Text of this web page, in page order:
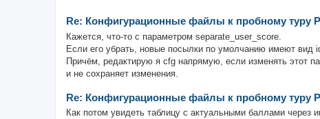
Re: Конфигурационные файлы к пробному туру
Кажется, что-то с параметром separate_user_score.
Если его убрать, новые посылки по умолчанию имеют вид
Причём, редактирую я cfg напрямую, если изменять этот
и не сохраняет изменения.
Re: Конфигурационные файлы к пробному туру
Как потом увидеть таблицу с актуальными баллами через